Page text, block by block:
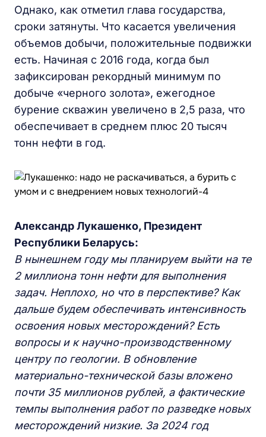
Однако, как отметил глава государства,
сроки затянуты. Что касается увеличения
объемов добычи, положительные подвижки
есть. Начиная с 2016 года, когда был
зафиксирован рекордный минимум по
добыче «черного золота», ежегодное
бурение скважин увеличено в 2,5 раза, что
обеспечивает в среднем плюс 20 тысяч
тонн нефти в год.
Александр Лукашенко, Президент
Республики Беларусь:
В нынешнем году мы планируем выйти на те
2 миллиона тонн нефти для выполнения
задач. Неплохо, но что в перспективе? Как
дальше будем обеспечивать интенсивность
освоения новых месторождений? Есть
вопросы и к научно-производственному
центру по геологии. В обновление
материально-технической базы вложено
почти 35 миллионов рублей, а фактические
темпы выполнения работ по разведке новых
месторождений низкие. За 2024 год